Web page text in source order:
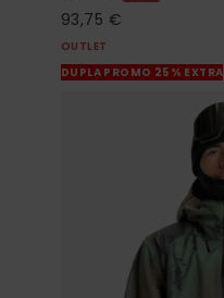
93,75 €
OUTLET
DUPLA PROMO 25% EXTRA